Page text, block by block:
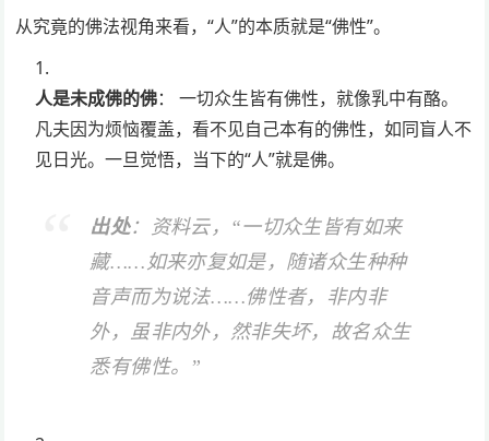
从究竟的佛法视角来看，“人”的本质就是“佛性”。
人是未成佛的佛： 一切众生皆有佛性，就像乳中有酪。
凡夫因为烦恼覆盖，看不见自己本有的佛性，如同盲人不
见日光。一旦觉悟，当下的“人”就是佛。
出处：资料云，“一切众生皆有如来
藏……如来亦复如是，随诸众生种种
音声而为说法……佛性者，非内非
外，虽非内外，然非失坏，故名众生
悉有佛性。”